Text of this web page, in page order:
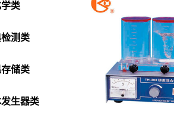
类
测类
储类
生器类